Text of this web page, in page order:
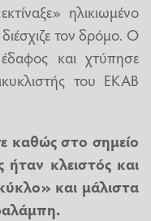
ηλικιωμένο
τον δρόμο. Ο
και χτύπησε
του ΕΚΑΒ
καθώς στο σημείο
κλειστός και
και μάλιστα